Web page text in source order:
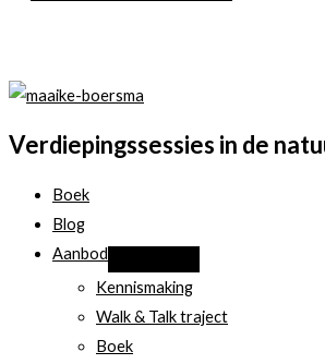
Verdiepingssessies in de
Boek
Blog
Aanbod
Kennismaking
Walk & Talk traject
Boek